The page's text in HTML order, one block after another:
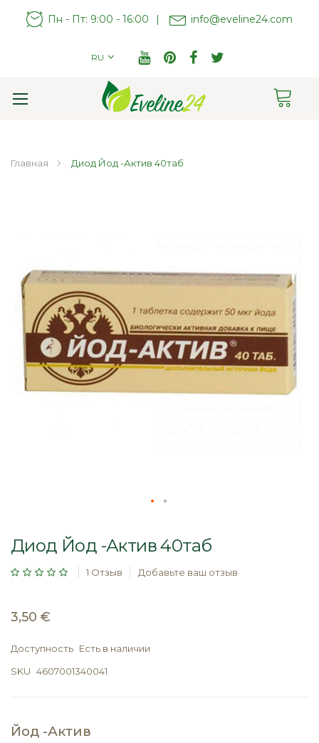
Пн - Пт: 9:00 - 16:00 | info@eveline24.com
RU
Главная Диод Йод -Актив 40таб
изображений
началу
галереи
изображений
Диод Йод -Актив 40таб
Рейтинг: 1 Отзыв Добавьте ваш отзыв
3,50 €
Доступность Есть в наличии
SKU 4607001340041
Йод -Актив